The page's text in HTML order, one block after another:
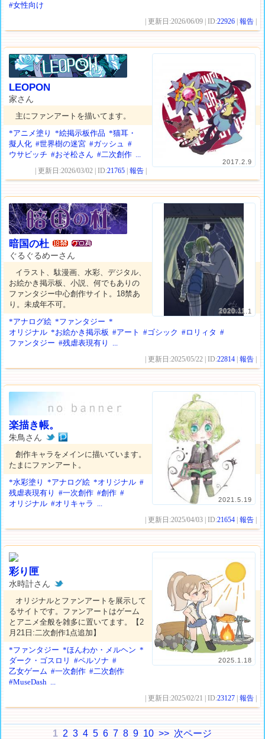
#女性向け
| 更新日:2026/06/09 | ID:22926 |報告
2017.2.9
LEOPON
家さん
主にファンアートを描いてます。
*アニメ塗り
*絵掲示板作品 *猫耳・
擬人化 #世界樹の迷宮 #ガッシュ #
ウサビッチ #おそ松さん #二次創作 ...
| 更新日:2026/03/02 | ID:21765 |報告
2020.11.1
暗国の杜
ぐるぐるめーさん
イラスト、駄漫画、水彩、デジタル、
お絵かき掲示板、小説、何でもありの
ファンタジー中心創作サイト。18禁あ
り。未成年不可。
*アナログ絵 *ファンタジー *
オリジナル *お絵かき掲示板 #アート #ゴシック #ロリィタ #
ファンタジー #残虐表現有り
| 更新日:2025/05/22 | ID:22814 |報告 |
2021.5.19
楽描き帳。
朱鳥さん
創作キャラをメインに描いています。
たまにファンアート。
*水彩塗り
*アナログ絵 *オリジナル #
残虐表現有り
#一次創作 #創作 #
オリジナル #オリキャラ
| 更新日:2025/04/03 | ID:21654 |報告 |
2025.1.18
彩り匣
水時計さん
オリジナルとファンアートを展示して
るサイトです。ファンアートはゲーム
とアニメ全般を雑多に置いてます。【2
月21日:二次創作1点追加】
*ファンタジー *ほんわか・メルヘン *
ダーク・ゴスロリ
#ペルソナ #
乙女ゲーム #一次創作 #二次創作
#MuseDash
| 更新日:2025/02/21 | ID:23127 |報告 |
1 2 3 4 5 6 7 8 9 10 >> 次ページ